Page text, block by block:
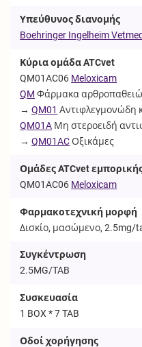
Υπεύθυνος διανομής
Boehringer Ingelheim
Κύρια ομάδα ATCvet
QM01AC06 Meloxicam
QM Φάρμακα
→QM01 Αντιφλεγμονώδη
QM01A Μη στεροειδή
→QM01AC Οξικάμες
Ομάδες ATCvet
QM01AC06 Meloxicam
Φαρμακοτεχνική μορφή
Δισκίο, μασώμενο, 2.5mg/
Συγκέντρωση
2.5MG/TAB
Συσκευασία
1 BOX * 7 TAB
Οδοί χορήγησης